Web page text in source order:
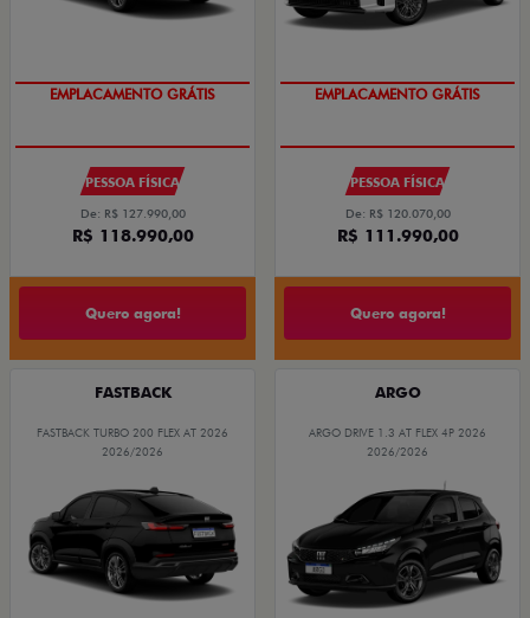
EMPLACAMENTO GRÁTIS
PESSOA FÍSICA
De: R$ 127.990,00
R$ 118.990,00
Quero agora!
EMPLACAMENTO GRÁTIS
PESSOA FÍSICA
De: R$ 120.070,00
R$ 111.990,00
Quero agora!
FASTBACK
FASTBACK TURBO 200 FLEX AT 2026
2026/2026
ARGO
ARGO DRIVE 1.3 AT FLEX 4P 2026
2026/2026